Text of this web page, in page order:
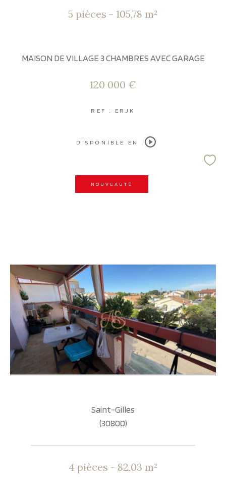
5 pièces - 105,78 m²
MAISON DE VILLAGE 3 CHAMBRES AVEC GARAGE
120 000 €
REF : ERJK
DISPONIBLE EN
NOUVEAUTÉ
Saint-Gilles
(30800)
4 pièces - 82,03 m²